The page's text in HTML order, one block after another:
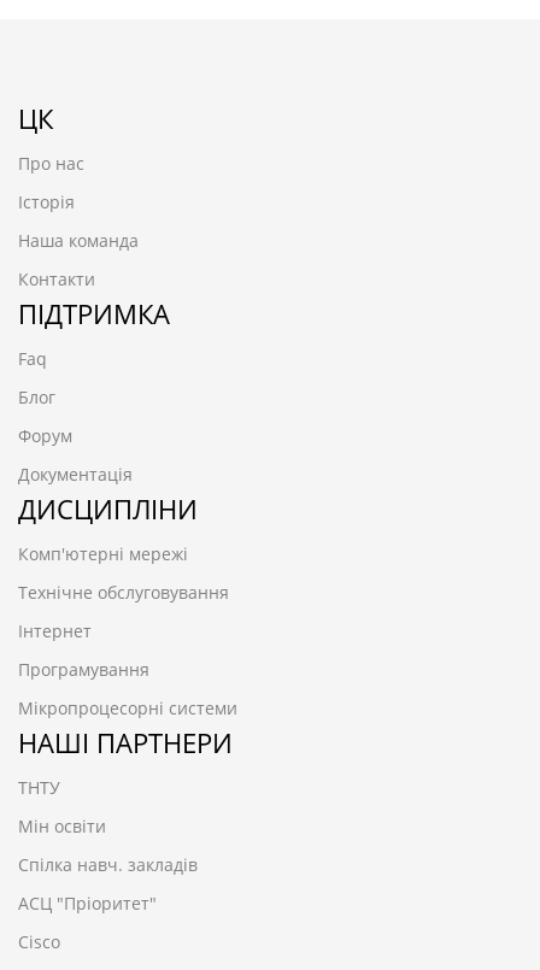
ЦК
Про нас
Історія
Наша команда
Контакти
ПІДТРИМКА
Faq
Блог
Форум
Документація
ДИСЦИПЛІНИ
Комп'ютерні мережі
Технічне обслуговування
Інтернет
Програмування
Мікропроцесорні системи
НАШІ ПАРТНЕРИ
ТНТУ
Мін освіти
Спілка навч. закладів
АСЦ "Пріоритет"
Cisco